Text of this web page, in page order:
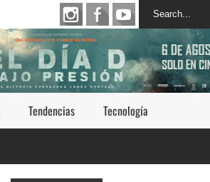
Tendencias Tecnología